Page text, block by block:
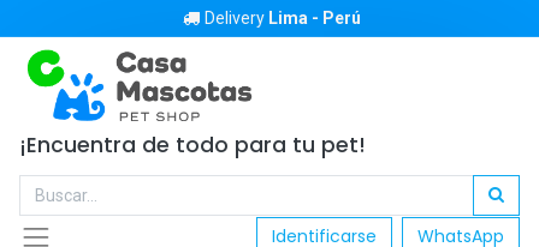
Delivery Lima - Perú
¡Encuentra de todo para tu pet!
Identificarse WhatsApp